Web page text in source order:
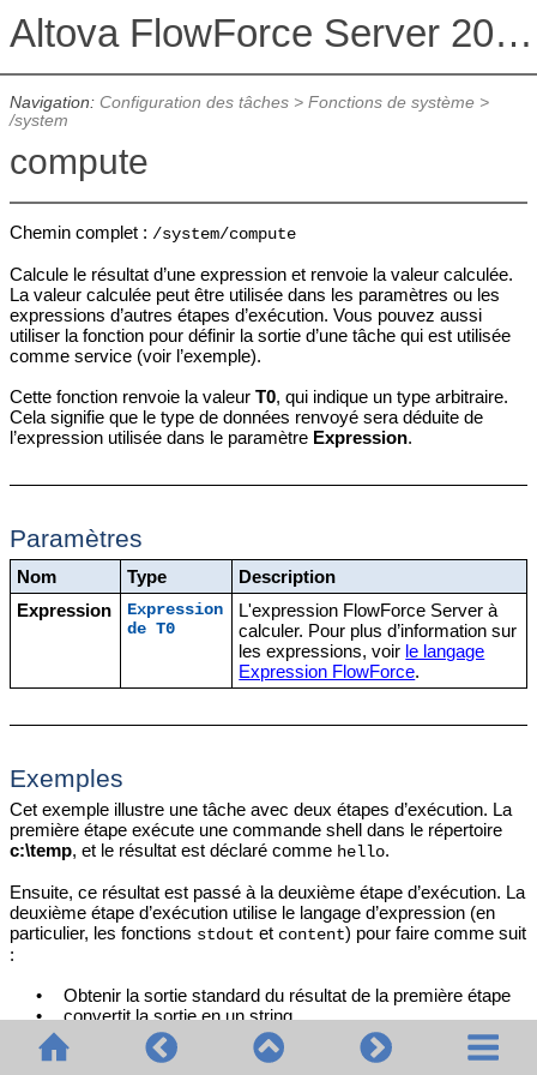
Altova FlowForce Server 2026 Advanced Edition
Navigation: Configuration des tâches> Fonctions de système>
/system
compute
Chemin complet : /system/compute
Calcule le résultat d’une expression et renvoie la valeur calculée.
La valeur calculée peut être utilisée dans les paramètres ou les
expressions d’autres étapes d’exécution. Vous pouvez aussi
utiliser la fonction pour définir la sortie d’une tâche qui est utilisée
comme service (voir l’exemple).
Cette fonction renvoie la valeur T0, qui indique un type arbitraire.
Cela signifie que le type de données renvoyé sera déduite de
l’expression utilisée dans le paramètre Expression.
Paramètres
Nom Type
Description
Expression
Expression
de T0
L'expression FlowForce Server à
calculer. Pour plus d’information sur
les expressions, voir le langage
Expression FlowForce.
Exemples
Cet exemple illustre une tâche avec deux étapes d’exécution. La
première étape exécute une commande shell dans le répertoire
c:\temp, et le résultat est déclaré comme hello.
Ensuite, ce résultat est passé à la deuxième étape d’exécution. La
deuxième étape d’exécution utilise le langage d’expression (en
particulier, les fonctions stdout et content) pour faire comme suit
:
•
Obtenir la sortie standard du résultat de la première étape
•
convertit la sortie en un string
La fonction
computeévalue l’expression saisie dans la case de